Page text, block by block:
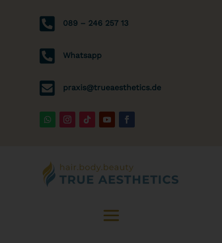
 089 – 246 257 13
 Whatsapp
 praxis@trueaesthetics.de